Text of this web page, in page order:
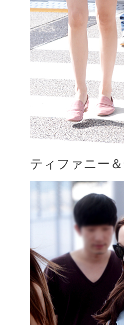
ティファニー